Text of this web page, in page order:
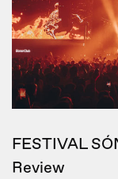
FESTIVAL
Review